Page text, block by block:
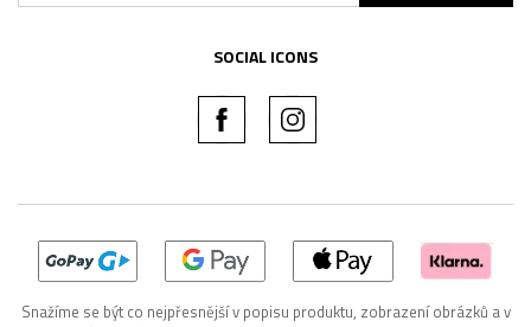
SOCIAL ICONS
Snažíme se být co nejpřesnější v popisu produktu, zobrazení obrázků a v